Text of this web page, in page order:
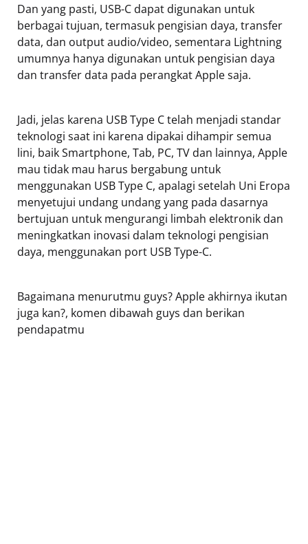
Dan yang pasti, USB-C dapat digunakan untuk
berbagai tujuan, termasuk pengisian daya, transfer
data, dan output audio/video, sementara Lightning
umumnya hanya digunakan untuk pengisian daya
dan transfer data pada perangkat Apple saja.
Jadi, jelas karena USB Type C telah menjadi standar
teknologi saat ini karena dipakai dihampir semua
lini, baik Smartphone, Tab, PC, TV dan lainnya, Apple
mau tidak mau harus bergabung untuk
menggunakan USB Type C, apalagi setelah Uni Eropa
menyetujui undang undang yang pada dasarnya
bertujuan untuk mengurangi limbah elektronik dan
meningkatkan inovasi dalam teknologi pengisian
daya, menggunakan port USB Type-C.
Bagaimana menurutmu guys? Apple akhirnya ikutan
juga kan?, komen dibawah guys dan berikan
pendapatmu